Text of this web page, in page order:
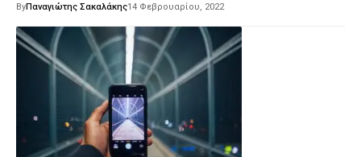
ByΠαναγιώτης Σακαλάκης14 Φεβρουαρίου, 2022